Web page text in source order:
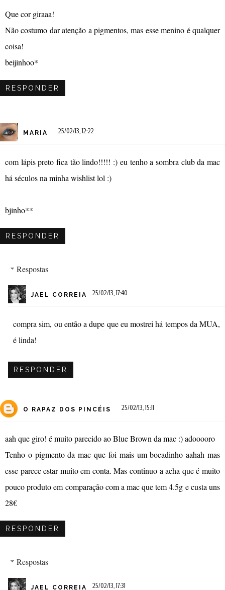
Que cor giraaa!
Não costumo dar atenção a pigmentos, mas esse menino é qualquer
coisa!
beijinhoo*
RESPONDER
MARIA 25/02/13, 12:22
com lápis preto fica tão lindo!!!!! :) eu tenho a sombra club da mac
há séculos na minha wishlist lol :)
bjinho**
RESPONDER
Respostas
JAEL CORREIA 25/02/13, 17:40
compra sim, ou então a dupe que eu mostrei há tempos da MUA,
é linda!
RESPONDER
O RAPAZ DOS PINCÉIS 25/02/13, 15:11
aah que giro! é muito parecido ao Blue Brown da mac :) adooooro
Tenho o pigmento da mac que foi mais um bocadinho aahah mas
esse parece estar muito em conta. Mas continuo a acha que é muito
pouco produto em comparação com a mac que tem 4.5g e custa uns
28€
RESPONDER
Respostas
JAEL CORREIA 25/02/13, 17:31